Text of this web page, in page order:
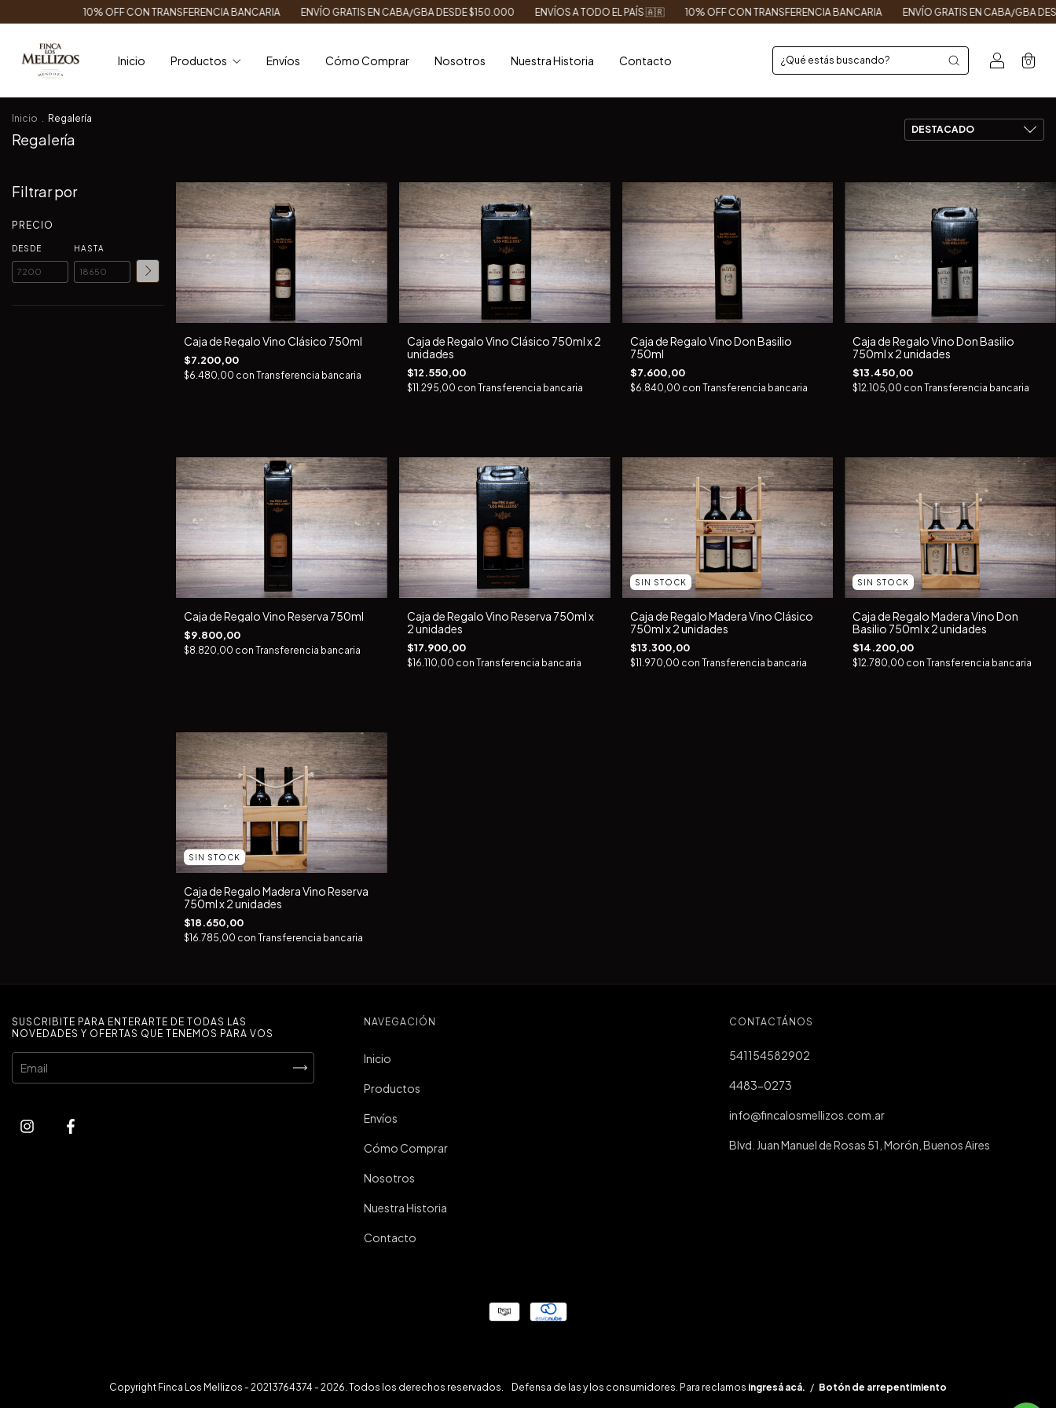
OFF CON TRANSFERENCIA BANCARIA ENVÍO GRATIS EN CABA/GBA DESDE $150.000 ENVÍOS A TODO EL PAÍS 🇦🇷 10% OFF CON TRANSFERENCIA BANCARIA ENVÍO GRATIS EN CABA/GBA DESDE $150.000
Inicio Productos Envíos Cómo Comprar Nosotros Nuestra Historia Contacto 0
Inicio . Regalería
Regalería
Filtrar por
PRECIO
DESDE HASTA
Caja de Regalo Vino Clásico 750ml
$7.200,00
$6.480,00 con Transferencia bancaria
Caja de Regalo Vino Clásico 750ml x 2
unidades
$12.550,00
$11.295,00 con Transferencia bancaria
Caja de Regalo Vino Don Basilio
750ml
$7.600,00
$6.840,00 con Transferencia bancaria
Caja de Regalo Vino Don Basilio
750ml x 2 unidades
$13.450,00
$12.105,00 con Transferencia bancaria
Caja de Regalo Vino Reserva 750ml
$9.800,00
$8.820,00 con Transferencia bancaria
Caja de Regalo Vino Reserva 750ml x
2 unidades
$17.900,00
$16.110,00 con Transferencia bancaria
SIN STOCK
Caja de Regalo Madera Vino Clásico
750ml x 2 unidades
$13.300,00
$11.970,00 con Transferencia bancaria
SIN STOCK
Caja de Regalo Madera Vino Don
Basilio 750ml x 2 unidades
$14.200,00
$12.780,00 con Transferencia bancaria
SIN STOCK
Caja de Regalo Madera Vino Reserva
750ml x 2 unidades
$18.650,00
$16.785,00 con Transferencia bancaria
SUSCRIBITE PARA ENTERARTE DE TODAS LAS
NOVEDADES Y OFERTAS QUE TENEMOS PARA VOS
NAVEGACIÓN
Inicio
Productos
Envíos
Cómo Comprar
Nosotros
Nuestra Historia
Contacto
CONTACTÁNOS
541154582902
4483-0273
info@fincalosmellizos.com.ar
Blvd. Juan Manuel de Rosas 51, Morón, Buenos Aires
Copyright Finca Los Mellizos - 20213764374 - 2026. Todos los derechos reservados. Defensa de las y los consumidores. Para reclamos ingresá acá. / Botón de arrepentimiento